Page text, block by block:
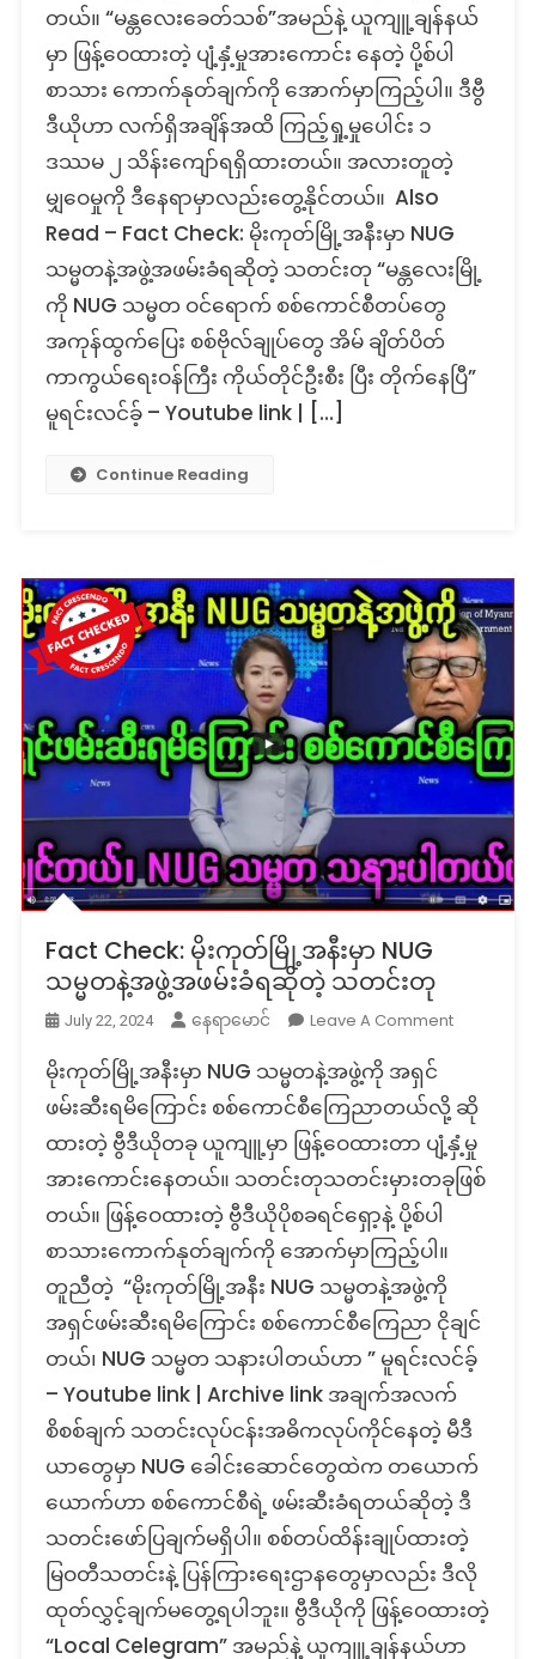
သိမ်းပိုက်
ပြီ
ဆို
တဲ့
သတင်း
တု
တယ်။ “မန္တလေးခေတ်သစ်”အမည်နဲ့ ယူကျူ့ချန်နယ်
မှာ ဖြန့်ဝေထားတဲ့ ပျံ့နှံ့မှုအားကောင်း နေတဲ့ ပို့စ်ပါ
စာသား ကောက်နုတ်ချက်ကို အောက်မှာကြည့်ပါ။ ဒီဗွီ
ဒီယိုဟာ လက်ရှိအချိန်အထိ ကြည့်ရှု့မှုပေါင်း ၁
ဒဿမ ၂ သိန်းကျော်ရရှိထားတယ်။ အလားတူတဲ့
မျှဝေမှုကို ဒီနေရာမှာလည်းတွေ့နိုင်တယ်။ Also
Read – Fact Check: မိုးကုတ်မြို့အနီးမှာ NUG
သမ္မတနဲ့အဖွဲ့အဖမ်းခံရဆိုတဲ့ သတင်းတု “မန္တလေးမြို့
ကို NUG သမ္မတ ဝင်ရောက် စစ်ကောင်စီတပ်တွေ
အကုန်ထွက်ပြေး စစ်ဗိုလ်ချုပ်တွေ အိမ် ချိတ်ပိတ်
ကာကွယ်ရေးဝန်ကြီး ကိုယ်တိုင်ဦးစီး ပြီး တိုက်နေပြီ”
မူရင်းလင်ခ့် – Youtube link | […]
Continue Reading
Fact Check: မိုးကုတ်မြို့အနီးမှာ NUG
သမ္မတနဲ့အဖွဲ့အဖမ်းခံရဆိုတဲ့ သတင်းတု
July 22, 2024 နေရာမောင် Leave A CommentOn
မိုး
ကုတ်
မြို့
အနီး
အဖွဲ့
အ
ဖမ်း
ခံ
ရ
ဆို
တဲ့
သတင်း
တု
မိုးကုတ်မြို့အနီးမှာ NUG သမ္မတနဲ့အဖွဲ့ကို အရှင်
ဖမ်းဆီးရမိကြောင်း စစ်ကောင်စီကြေညာတယ်လို့ ဆို
ထားတဲ့ ဗွီဒီယိုတခု ယူကျူ့မှာ ဖြန့်ဝေထားတာ ပျံ့နှံ့မှု
အားကောင်းနေတယ်။ သတင်းတုသတင်းမှားတခုဖြစ်
တယ်။ ဖြန့်ဝေထားတဲ့ ဗွီဒီယိုပိုစခရင်ရှော့နဲ့ ပို့စ်ပါ
စာသားကောက်နုတ်ချက်ကို အောက်မှာကြည့်ပါ။
တူညီတဲ့ “မိုးကုတ်မြို့အနီး NUG သမ္မတနဲ့အဖွဲ့ကို
အရှင်ဖမ်းဆီးရမိကြောင်း စစ်ကောင်စီကြေညာ ငိုချင်
တယ်၊ NUG သမ္မတ သနားပါတယ်ဟာ ” မူရင်းလင်ခ့်
– Youtube link | Archive link အချက်အလက်
စိစစ်ချက် သတင်းလုပ်ငန်းအဓိကလုပ်ကိုင်နေတဲ့ မီဒီ
ယာတွေမှာ NUG ခေါင်းဆောင်တွေထဲက တယောက်
ယောက်ဟာ စစ်ကောင်စီရဲ့ ဖမ်းဆီးခံရတယ်ဆိုတဲ့ ဒီ
သတင်းဖော်ပြချက်မရှိပါ။ စစ်တပ်ထိန်းချုပ်ထားတဲ့
မြဝတီသတင်းနဲ့ ပြန်ကြားရေးဌာနတွေမှာလည်း ဒီလို
ထုတ်လွှင့်ချက်မတွေ့ရပါဘူး။ ဗွီဒီယိုကို ဖြန့်ဝေထားတဲ့
“Local Celegram” အမည်နဲ့ ယူကျူ့ချန်နယ်ဟာ